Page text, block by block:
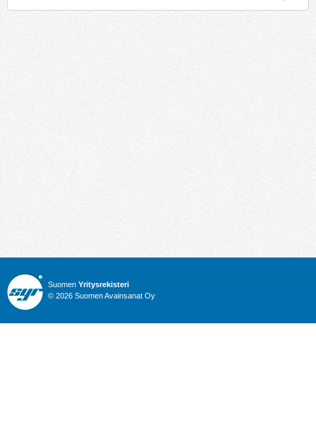
Suomen Yritysrekisteri
© 2026 Suomen Avainsanat Oy